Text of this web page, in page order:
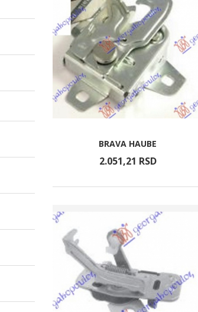
BRAVA HAUBE
2.051,21 RSD